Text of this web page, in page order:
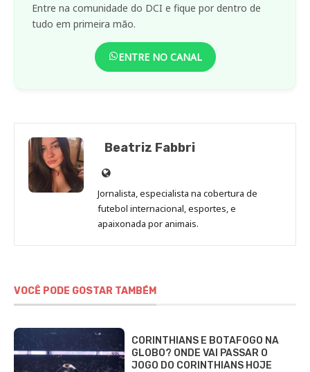
Entre na comunidade do DCI e fique por dentro de
tudo em primeira mão.
ENTRE NO CANAL
Beatriz Fabbri
Site
de
Beatriz
Fabbri
Jornalista, especialista na cobertura de
futebol internacional, esportes, e
apaixonada por animais.
VOCÊ PODE GOSTAR TAMBÉM
CORINTHIANS E BOTAFOGO NA
GLOBO? ONDE VAI PASSAR O
JOGO DO CORINTHIANS HOJE